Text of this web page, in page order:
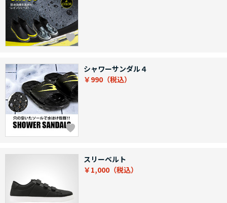
シャワーサンダル４
￥990
スリーベルト
￥1,000